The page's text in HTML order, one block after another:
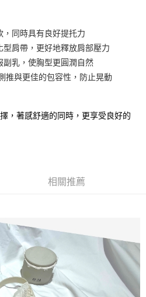
上)免運費
上)免運費
上)免運費
查看運費
查看運費
同時具有良好提托力
肩帶，更好地釋放肩部壓力
副乳，使胸型更圓潤自然
推與更佳的包容性，防止晃動
，著感舒適的同時，更享受良好的
相關推薦